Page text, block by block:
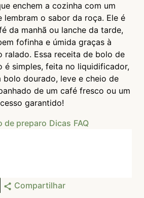
enchem a cozinha com um
lembram o sabor da roça. Ele é
da manhã ou lanche da tarde,
fofinha e úmida graças à
ralado. Essa receita de bolo de
é simples, feita no liquidificador,
bolo dourado, leve e cheio de
de um café fresco ou um
garantido!
de preparo Dicas FAQ
Compartilhar